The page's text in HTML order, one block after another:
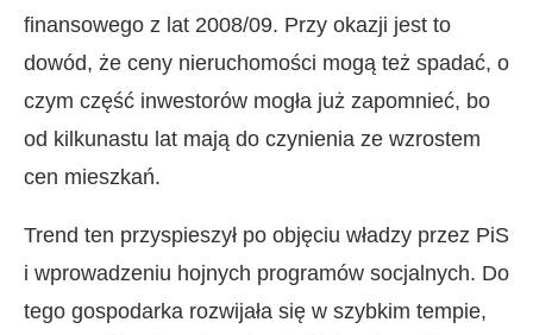
finansowego z lat 2008/09. Przy okazji jest to
dowód, że ceny nieruchomości mogą też spadać, o
czym część inwestorów mogła już zapomnieć, bo
od kilkunastu lat mają do czynienia ze wzrostem
cen mieszkań.
Trend ten przyspieszył po objęciu władzy przez PiS
i wprowadzeniu hojnych programów socjalnych. Do
tego gospodarka rozwijała się w szybkim tempie,